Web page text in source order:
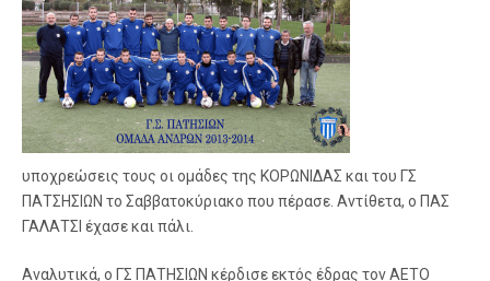
υποχρεώσεις τους οι ομάδες της ΚΟΡΩΝΙΔΑΣ και του ΓΣ
ΠΑΤΣΗΣΙΩΝ το Σαββατοκύριακο που πέρασε. Αντίθετα, ο ΠΑΣ
ΓΑΛΑΤΣΙ έχασε και πάλι.
Αναλυτικά, ο ΓΣ ΠΑΤΗΣΙΩΝ κέρδισε εκτός έδρας τον ΑΕΤΟ